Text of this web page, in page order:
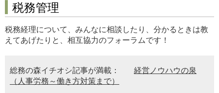
税務管理
税務経理について、みんなに相談したり、分かるときは教
えてあげたりと、相互協力のフォーラムです！
総務の森イチオシ記事が満載：
経営ノウハウの泉
（人事労務～働き方対策まで）